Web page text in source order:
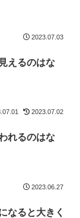
2023.07.03
えるのはな
2023.07.02
れるのはな
2023.06.27
なると大きく